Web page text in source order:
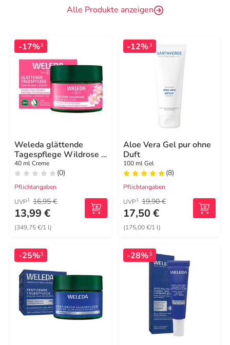
Alle Produkte anzeigen
-17%3
Weleda glättende
Tagespflege Wildrose &
weißer Tee
40 ml Creme
(0)
Pflichtangaben
UVP1 16,95 €
13,99 €
(349,75 €/1 l)
-12%3
Aloe Vera Gel pur ohne
Duft
100 ml Gel
(8)
Pflichtangaben
UVP1 19,90 €
17,50 €
(175,00 €/1 l)
-25%3 -28%3